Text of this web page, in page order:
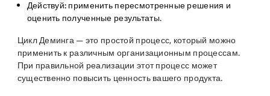
Действуй: применить пересмотренные решения и
оценить полученные результаты.
Цикл Деминга — это простой процесс, который можно
применить к различным организационным процессам.
При правильной реализации этот процесс может
существенно повысить ценность вашего продукта.